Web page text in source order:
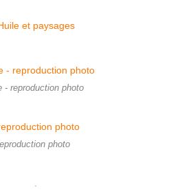
- reproduction photo
photo